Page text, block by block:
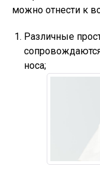
можно отнести к
Различные
носа;